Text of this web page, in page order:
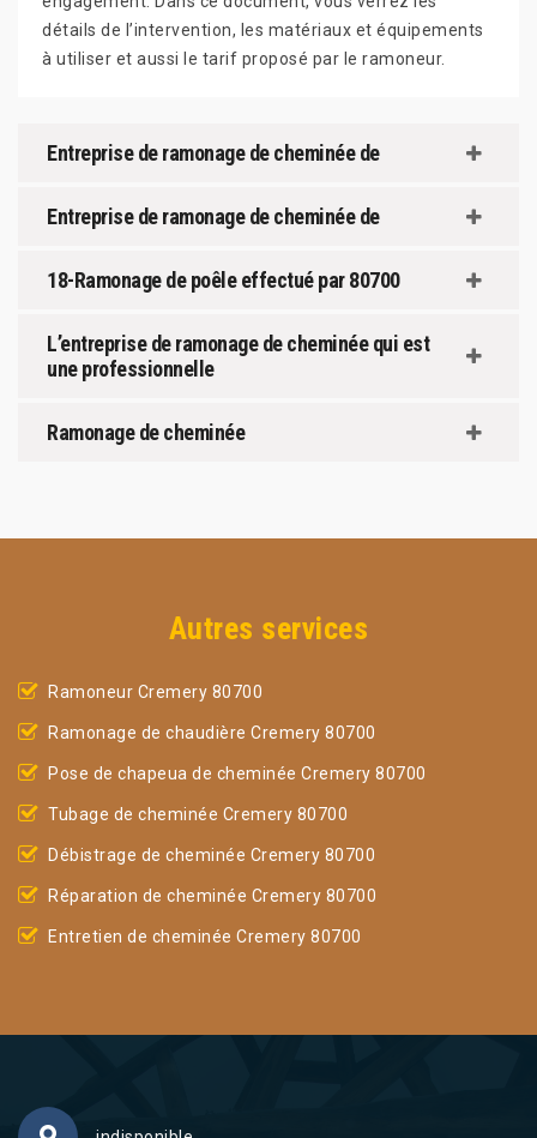
détails de l’intervention, les matériaux et équipements
à utiliser et aussi le tarif proposé par le ramoneur.
Entreprise de ramonage de cheminée de
Entreprise de ramonage de cheminée de
18-Ramonage de poêle effectué par 80700
L’entreprise de ramonage de cheminée qui est
une professionnelle
Ramonage de cheminée
Autres services
Ramoneur Cremery 80700
Ramonage de chaudière Cremery 80700
Pose de chapeua de cheminée Cremery 80700
Tubage de cheminée Cremery 80700
Débistrage de cheminée Cremery 80700
Réparation de cheminée Cremery 80700
Entretien de cheminée Cremery 80700